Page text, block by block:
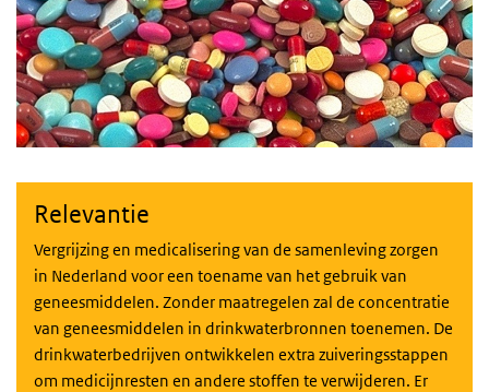
Relevantie
Vergrijzing en medicalisering van de samenleving zorgen
in Nederland voor een toename van het gebruik van
geneesmiddelen. Zonder maatregelen zal de concentratie
van geneesmiddelen in drinkwaterbronnen toenemen. De
drinkwaterbedrijven ontwikkelen extra zuiveringsstappen
om medicijnresten en andere stoffen te verwijderen. Er